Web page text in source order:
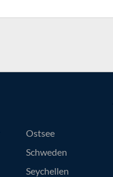
Ostsee
Schweden
Seychellen